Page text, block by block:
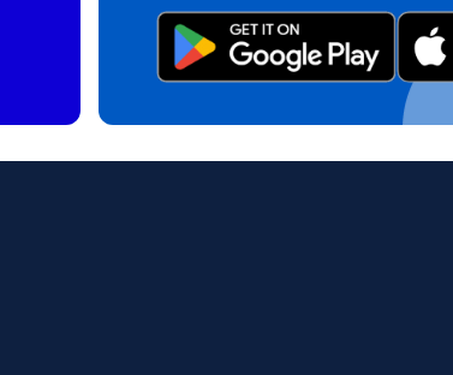
contact your mobile carrier to request an eSIM
you with a QR code or activation details that you
device settings. Once activated, you can enjoy